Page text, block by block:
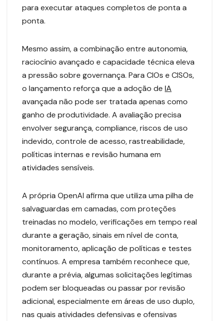
para executar ataques completos de ponta a
ponta.
Mesmo assim, a combinação entre autonomia,
raciocínio avançado e capacidade técnica eleva
a pressão sobre governança. Para CIOs e CISOs,
o lançamento reforça que a adoção de IA
avançada não pode ser tratada apenas como
ganho de produtividade. A avaliação precisa
envolver segurança, compliance, riscos de uso
indevido, controle de acesso, rastreabilidade,
políticas internas e revisão humana em
atividades sensíveis.
A própria OpenAI afirma que utiliza uma pilha de
salvaguardas em camadas, com proteções
treinadas no modelo, verificações em tempo real
durante a geração, sinais em nível de conta,
monitoramento, aplicação de políticas e testes
contínuos. A empresa também reconhece que,
durante a prévia, algumas solicitações legítimas
podem ser bloqueadas ou passar por revisão
adicional, especialmente em áreas de uso duplo,
nas quais atividades defensivas e ofensivas